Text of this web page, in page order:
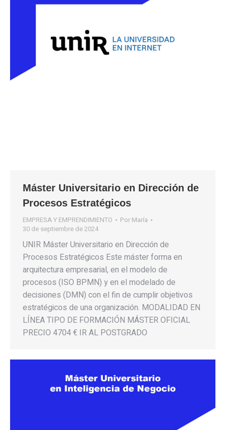
Máster Universitario en Dirección de
Procesos Estratégicos
EMPRESA Y EMPRENDIMIENTO Por María
30 de septiembre de 2024
UNIR Máster Universitario en Dirección de
Procesos Estratégicos Este máster forma en
arquitectura empresarial, en el modelo de
procesos (ISO BPMN) y en el modelado de
decisiones (DMN) con el fin de cumplir objetivos
estratégicos de una organización. MODALIDAD EN
LÍNEA TIPO DE FORMACIÓN MÁSTER OFICIAL
PRECIO 4704 € IR AL POSTGRADO